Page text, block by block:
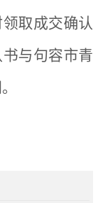
取成交确认
与句容市青